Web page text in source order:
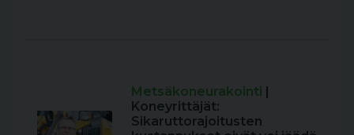
Metsäkoneurakointi |
Koneyrittäjät:
Sikaruttorajoitusten